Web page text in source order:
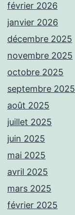
février 2026
janvier 2026
décembre 2025
novembre 2025
octobre 2025
septembre 2025
août 2025
juillet 2025
juin 2025
mai 2025
avril 2025
mars 2025
février 2025